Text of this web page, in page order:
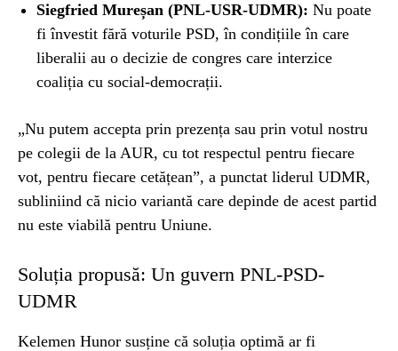
Siegfried Mureșan (PNL-USR-UDMR): Nu poate
fi învestit fără voturile PSD, în condițiile în care
liberalii au o decizie de congres care interzice
coaliția cu social-democrații.
„Nu putem accepta prin prezența sau prin votul nostru
pe colegii de la AUR, cu tot respectul pentru fiecare
vot, pentru fiecare cetățean”, a punctat liderul UDMR,
subliniind că nicio variantă care depinde de acest partid
nu este viabilă pentru Uniune.
Soluția propusă: Un guvern PNL-PSD-
UDMR
Kelemen Hunor susține că soluția optimă ar fi